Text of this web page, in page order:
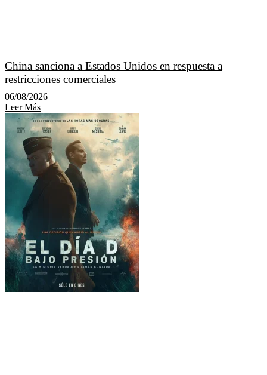
China sanciona a Estados Unidos en respuesta a
restricciones comerciales
06/08/2026
Leer Más